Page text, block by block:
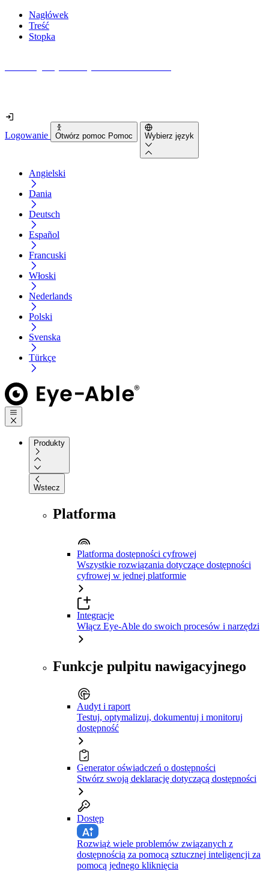
Nagłówek
Treść
Stopka
Logowanie Otwórz pomoc Pomoc Wybierz język
Angielski
Dania
Deutsch
Español
Francuski
Włoski
Nederlands
Polski
Svenska
Türkçe
Produkty
Wstecz
Platforma
Platforma dostępności cyfrowej
Wszystkie rozwiązania dotyczące dostępności
cyfrowej w jednej platformie
Integracje
Włącz Eye-Able do swoich procesów i narzędzi
Funkcje pulpitu nawigacyjnego
Audyt i raport
Testuj, optymalizuj, dokumentuj i monitoruj
dostępność
Generator oświadczeń o dostępności
Stwórz swoją deklarację dotyczącą dostępności
Dostęp
Rozwiąż wiele problemów związanych z
dostępnością za pomocą sztucznej inteligencji za
pomocą jednego kliknięcia